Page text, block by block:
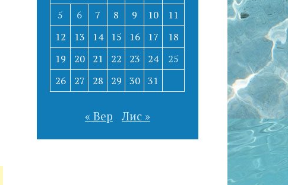
5
6 7 8 9 10
11
12
13 14 15 16 17
18
19
20 21 22 23 24
25
26
27 28 29 30 31
« Вер Лис »